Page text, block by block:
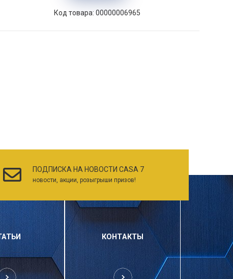
Код товара: 00000006965
ПОДПИСКА НА НОВОСТИ CASA 7
новости, акции, розыгрыши призов!
КОНТАКТЫ